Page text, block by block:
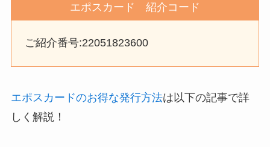
エポスカード 紹介コード
ご紹介番号:22051823600
エポスカードのお得な発行方法は以下の記事で詳
しく解説！